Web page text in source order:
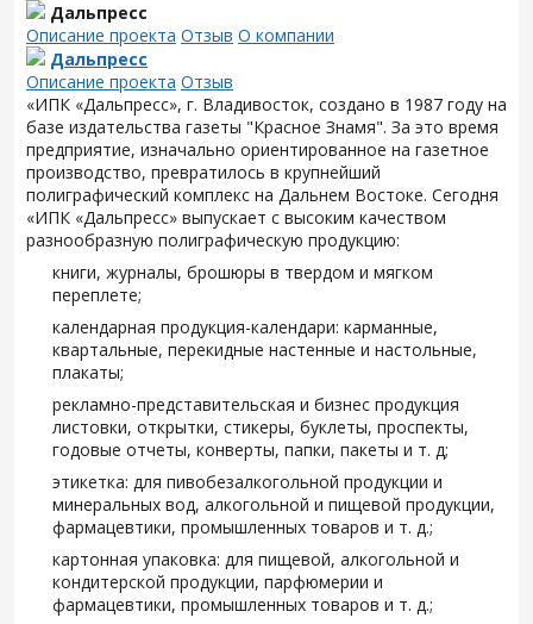
Дальпресс
Описание проекта Отзыв О компании
Дальпресс
Описание проекта Отзыв
«ИПК «Дальпресс», г. Владивосток, создано в 1987 году на
базе издательства газеты "Красное Знамя". За это время
предприятие, изначально ориентированное на газетное
производство, превратилось в крупнейший
полиграфический комплекс на Дальнем Востоке. Сегодня
«ИПК «Дальпресс» выпускает с высоким качеством
разнообразную полиграфическую продукцию:
книги, журналы, брошюры в твердом и мягком
переплете;
календарная продукция-календари: карманные,
квартальные, перекидные настенные и настольные,
плакаты;
рекламно-представительская и бизнес продукция
листовки, открытки, стикеры, буклеты, проспекты,
годовые отчеты, конверты, папки, пакеты и т. д;
этикетка: для пивобезалкогольной продукции и
минеральных вод, алкогольной и пищевой продукции,
фармацевтики, промышленных товаров и т. д.;
картонная упаковка: для пищевой, алкогольной и
кондитерской продукции, парфюмерии и
фармацевтики, промышленных товаров и т. д.;